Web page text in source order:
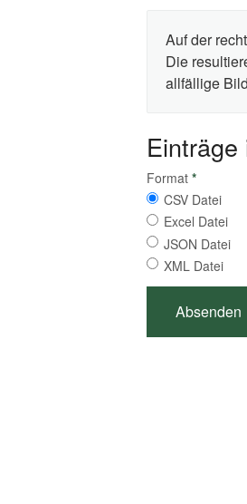
Auf der
Die
allfällige
Format *
CSV Datei
Excel Datei
JSON Datei
XML Datei